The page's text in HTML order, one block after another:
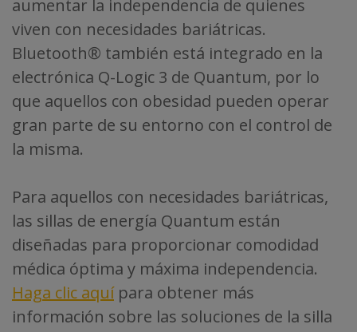
aumentar la independencia de quienes
viven con necesidades bariátricas.
Bluetooth® también está integrado en la
electrónica Q-Logic 3 de Quantum, por lo
que aquellos con obesidad pueden operar
gran parte de su entorno con el control de
la misma.
Para aquellos con necesidades bariátricas,
las sillas de energía Quantum están
diseñadas para proporcionar comodidad
médica óptima y máxima independencia.
Haga clic aquípara obtener más
información sobre las soluciones de la silla